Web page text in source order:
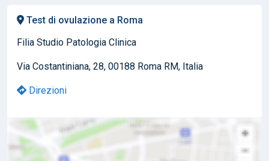
Test di ovulazione a Roma
Filia Studio Patologia Clinica
Via Costantiniana, 28, 00188 Roma RM, Italia
Direzioni